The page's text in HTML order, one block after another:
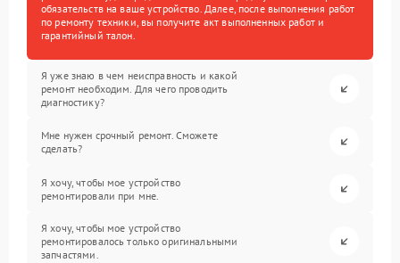
обязательств на ваше устройство. Далее, после выполнения работ
по ремонту техники, вы получите акт выполненных работ и
гарантийный талон.
Я уже знаю в чем неисправность и какой
ремонт необходим. Для чего проводить
диагностику?
Мне нужен срочный ремонт. Сможете
сделать?
Я хочу, чтобы мое устройство
ремонтировали при мне.
Я хочу, чтобы мое устройство
ремонтировалось только оригинальными
запчастями.